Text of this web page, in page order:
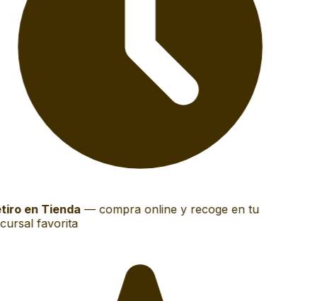
en Tienda—compra online y recoge en tu
favorita